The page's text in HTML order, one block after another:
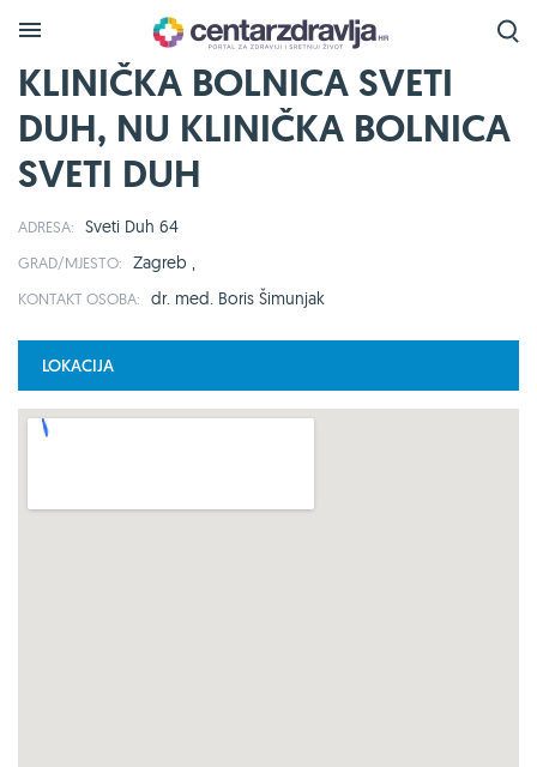
KLINIČKA BOLNICA SVETI
DUH, NU KLINIČKA BOLNICA
SVETI DUH
ADRESA: Sveti Duh 64
GRAD/MJESTO: Zagreb ,
KONTAKT OSOBA: dr. med. Boris Šimunjak
LOKACIJA